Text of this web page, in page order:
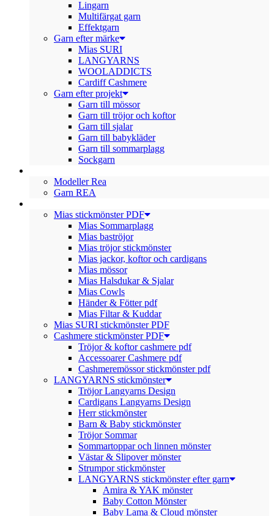
Lingarn
Multifärgat garn
Effektgarn
Garn efter märke
Mias SURI
LANGYARNS
WOOLADDICTS
Cardiff Cashmere
Garn efter projekt
Garn till mössor
Garn till tröjor och koftor
Garn till sjalar
Garn till babykläder
Garn till sommarplagg
Sockgarn
Modeller Rea
Garn REA
Mias stickmönster PDF
Mias Sommarplagg
Mias baströjor
Mias tröjor stickmönster
Mias jackor, koftor och cardigans
Mias mössor
Mias Halsdukar & Sjalar
Mias Cowls
Händer & Fötter pdf
Mias Filtar & Kuddar
Mias SURI stickmönster PDF
Cashmere stickmönster PDF
Tröjor & koftor cashmere pdf
Accessoarer Cashmere pdf
Cashmeremössor stickmönster pdf
LANGYARNS stickmönster
Tröjor Langyarns Design
Cardigans Langyarns Design
Herr stickmönster
Barn & Baby stickmönster
Tröjor Sommar
Sommartoppar och linnen mönster
Västar & Slipover mönster
Strumpor stickmönster
LANGYARNS stickmönster efter garn
Amira & YAK mönster
Baby Cotton Mönster
Baby Lama & Cloud mönster